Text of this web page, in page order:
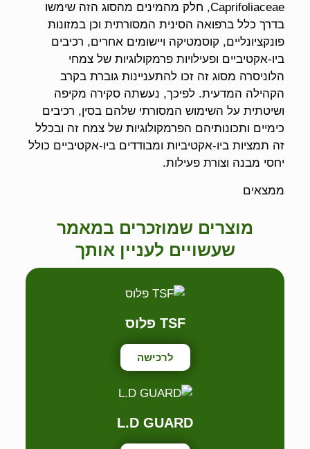
Caprifoliaceae, חלק מהמינים מהסוג הזה שימשו
בדרך כלל ברפואה הסינית המסורתית וכן במזונות
פונקציונליים, קוסמטיקה ויישומים אחרים, רכיבים
ביו-אקטיביים ופעילויות פרמקולוגיות של צמחי
הלוניסרה מסוג זה זכו להתעניינות גוברת בקרב
הקהילה המדעית. לפיכך, נעשתה סקירה מקיפה
ושיטתית על השימוש המסורתי שלהם בסין, רכיבים
כימיים ותכונותיהם הפרמקולוגיות של צמח זה ובכלל
זה תמציות ביו-אקטיביות ומבודדים ביו-אקטיביים כולל
יחסי מבנה וצורת פעילות.
ממצאים
מוצרים שמוזכרים במאמר
שעשויים לעניין אותך
TSF פלוס
לרכישה
L.D GUARD